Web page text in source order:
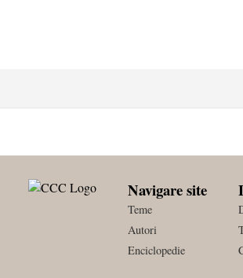
Navigare site
Teme
Autori
Enciclopedie